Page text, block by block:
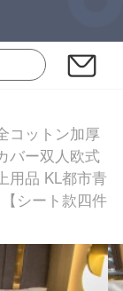
コットン加厚
バー双人欧式
用品 KL都市青
シート款四件